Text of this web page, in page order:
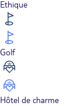
Ethique
Golf
Hôtel de charme